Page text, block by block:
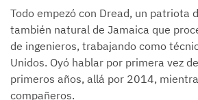
Todo empezó con Dread, un patriota
también natural de Jamaica que
de ingenieros, trabajando como
Unidos. Oyó hablar por primera vez
primeros años, allá por 2014,
compañeros.